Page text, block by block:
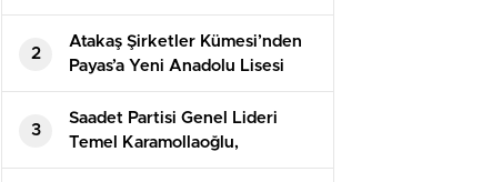
Teslimatı Devam Ediyor
2
Atakaş Şirketler Kümesi’nden
Payas’a Yeni Anadolu Lisesi
3
Saadet Partisi Genel Lideri
Temel Karamollaoğlu,
Yargıtay’ın Can Atalay kararına